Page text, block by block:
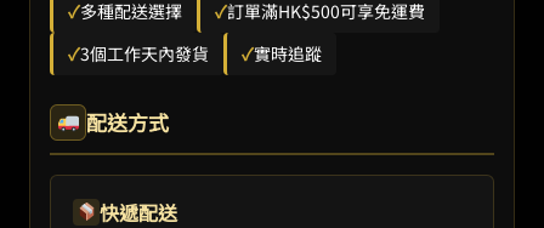
✓多種配送選擇 ✓訂單滿HK$500可享免運費
✓3個工作天內發貨 ✓實時追蹤
配送方式
快遞配送